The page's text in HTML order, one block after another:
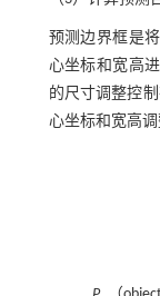
预测边界框是
心坐标和宽高
的尺寸调整控
心坐标和宽高